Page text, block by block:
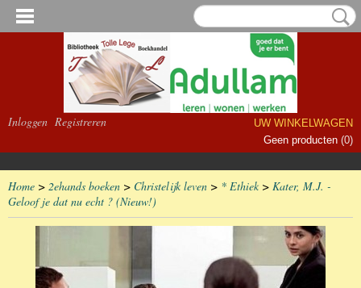
Inloggen Registreren
UW WINKELWAGEN
Geen producten (0)
Home > 2ehands boeken > Christelijk leven > * Ethiek> Kater, M.J. -
Geloof je dat nu echt ? (Nieuw!)